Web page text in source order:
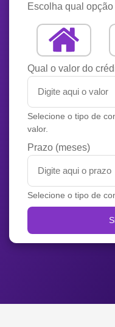
Escolha qual
Qual o valor do
Selecione o tipo de
valor.
Prazo (meses)
Selecione o tipo de